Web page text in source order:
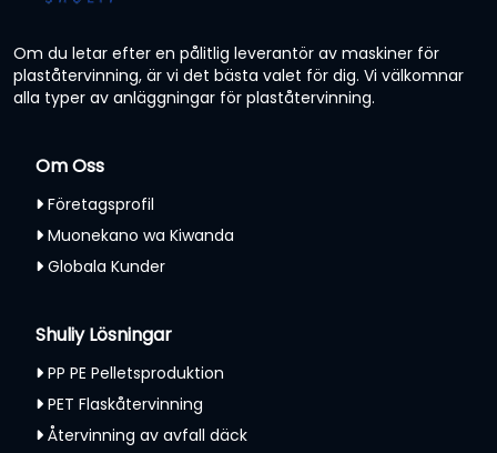
Om du letar efter en pålitlig leverantör av maskiner för
plaståtervinning, är vi det bästa valet för dig. Vi välkomnar
alla typer av anläggningar för plaståtervinning.
Om Oss
Företagsprofil
Muonekano wa Kiwanda
Globala Kunder
Shuliy Lösningar
PP PE Pelletsproduktion
PET Flaskåtervinning
Återvinning av avfall däck